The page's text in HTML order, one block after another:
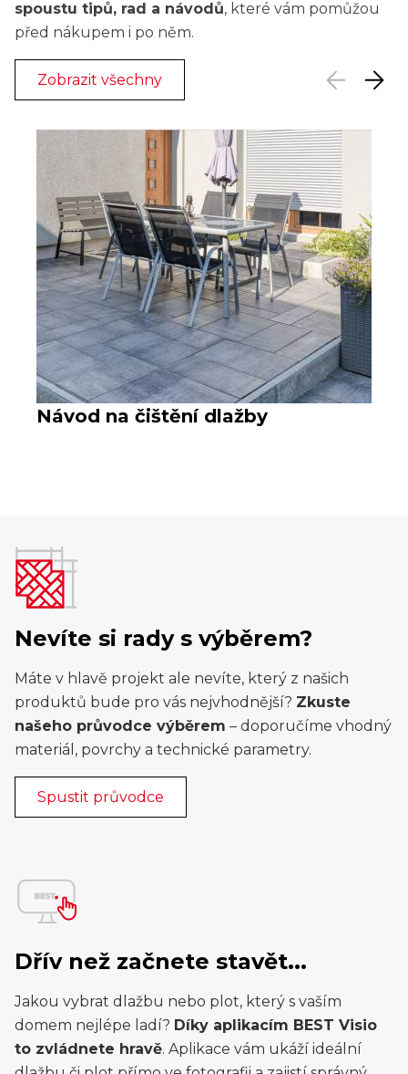
spoustu tipů, rad a návodů, které vám pomůžou
před nákupem i po něm.
Zobrazit všechny
Návod na čištění dlažby
Nevíte si rady s výběrem?
Máte v hlavě projekt ale nevíte, který z našich
produktů bude pro vás nejvhodnější? Zkuste
našeho průvodce výběrem – doporučíme vhodný
materiál, povrchy a technické parametry.
Spustit průvodce
Dřív než začnete stavět...
Jakou vybrat dlažbu nebo plot, který s vaším
domem nejlépe ladí? Díky aplikacím BEST Visio
to zvládnete hravě. Aplikace vám ukáží ideální